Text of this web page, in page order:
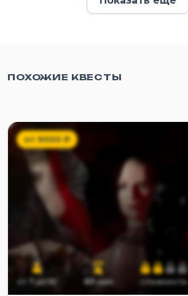
ПОХОЖИЕ КВЕСТЫ
от 9000₽
от до10 60мин сложность